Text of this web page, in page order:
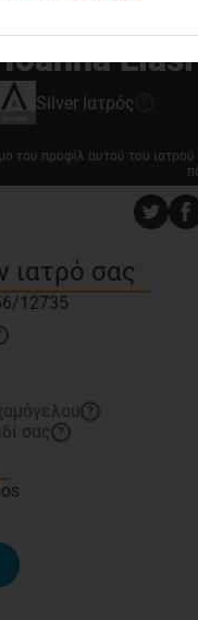
Liasi
Silver Ιατρός
του προφίλ αυτού του
ιατρό σας
12735
?
σας ?